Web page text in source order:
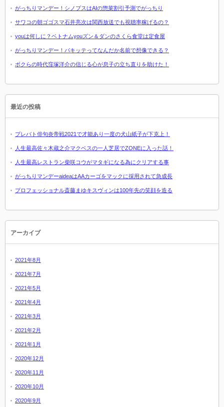
がっちりマンデー！シノプスはAIの惣菜割引予測でがっちり
サワコの朝ゴゴスマ石井亮次は関西放送でも視聴率稼げるの？
youは何しに？ベトナムyouズン＆ダンのさくら食堂は定食屋
がっちりマンデー！パキッテってなんだか名前で想像できる？
ボクらの時代窪塚洋介の信じる心が息子の立ち直りを助けた！
最近の投稿
プレバト俳句炎帝戦2021で才能あり一度の犬山紙子が下克上！
人生最高佐々木蔵之介マクベスの一人芝居でZONEに入った話！
人生最高レストラン柴咲コウがマタギになる為にクリアする事
がっちりマンデーaideaはAAカーゴをマックに採用されて急成長
プロフェッショナル斎藤まゆキスヴィンは100年先の笑顔を造る
アーカイブ
2021年8月
2021年7月
2021年5月
2021年4月
2021年3月
2021年2月
2021年1月
2020年12月
2020年11月
2020年10月
2020年9月